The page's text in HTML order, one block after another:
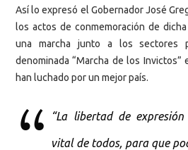
Así lo expresó el Gobernador José
los actos de conmemoración de
una marcha junto a los sectores
denominada “Marcha de los Invictos”
han luchado por un mejor país.
“La libertad de
vital de todos, para que